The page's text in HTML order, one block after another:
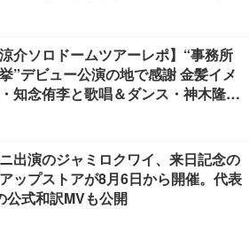
涼介ソロドームツアーレポ】“事務所
”デビュー公演の地で感謝 金髪イメ
知念侑李と歌唱＆ダンス・神木隆之
出演のジャミロクワイ、来日記念の
ップストアが8月6日から開催。代表
公式和訳MVも公開